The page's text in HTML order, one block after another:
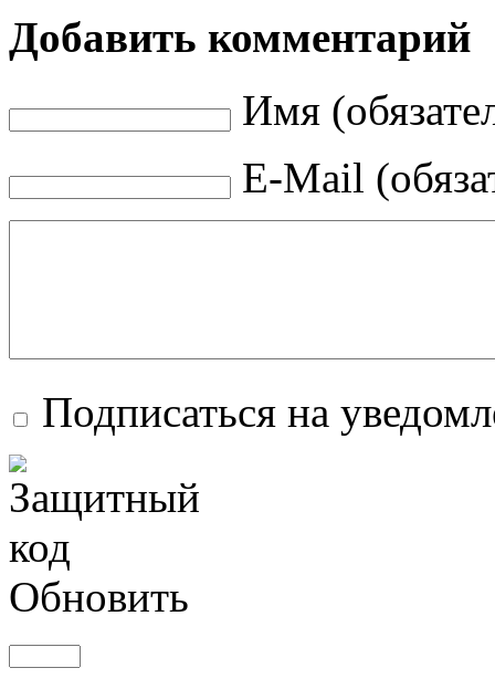
Добавить комментарий
Имя
E-Mail
Подписаться на
Обновить